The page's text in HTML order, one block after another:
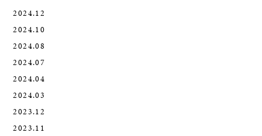
2024.12
2024.10
2024.08
2024.07
2024.04
2024.03
2023.12
2023.11